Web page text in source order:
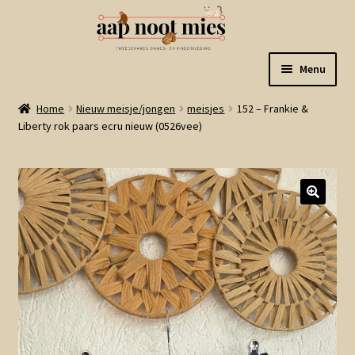
naar
navigatie
de
inhoud
Menu
Welkom
Winkel
Mijn account
Winkelmand
Linkjes
Home Nieuw meisje/jongen meisjes
152 – Frankie &
Liberty rok paars ecru nieuw (0526vee)